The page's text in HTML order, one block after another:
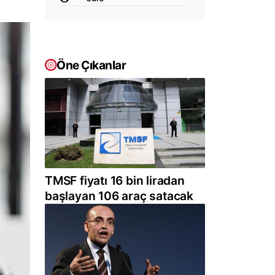
Öne Çıkanlar
TMSF fiyatı 16 bin liradan
başlayan 106 araç satacak